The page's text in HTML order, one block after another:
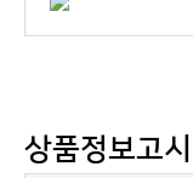
상품정보고시